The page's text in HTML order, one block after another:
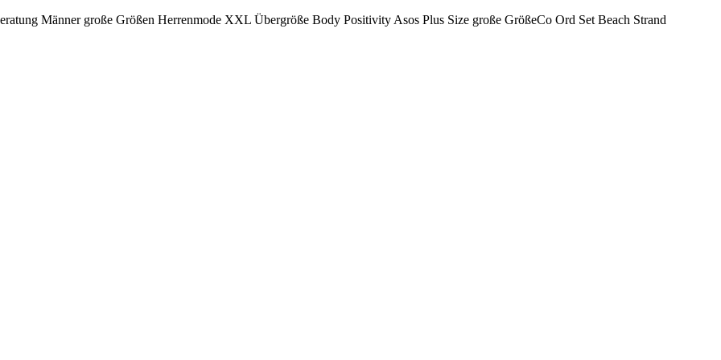
Männer große Größen Herrenmode XXL Übergröße Body Positivity Asos Plus Size große GrößeCo Ord Set Beach Strand